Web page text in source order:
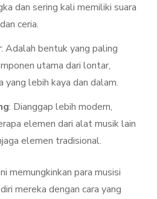
dan sering kali memiliki suara
ceria.
: Adalah bentuk yang paling
utama dari lontar,
yang lebih kaya dan dalam.
: Dianggap lebih modern,
elemen dari alat musik lain
elemen tradisional.
memungkinkan para musisi
mereka dengan cara yang